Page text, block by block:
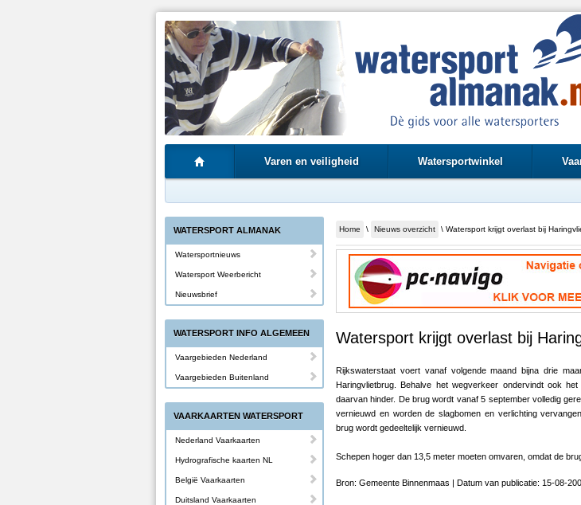
Varen en veiligheid Watersportwinkel
Home \ Nieuws overzicht \ Watersport krijgt overlast bij
Watersport krijgt overlast bij
Rijkswaterstaat voert vanaf volgende maand bijna drie
Haringvlietbrug. Behalve het wegverkeer ondervindt ook
daarvan hinder. De brug wordt vanaf 5 september volledig
vernieuwd en worden de slagbomen en verlichting
brug wordt gedeeltelijk vernieuwd.
Schepen hoger dan 13,5 meter moeten omvaren, omdat de
Bron: Gemeente Binnenmaas | Datum van publicatie: 15-08-
WATERSPORT ALMANAK
Watersportnieuws
Watersport Weerbericht
Nieuwsbrief
WATERSPORT INFO ALGEMEEN
Vaargebieden Nederland
Vaargebieden Buitenland
VAARKAARTEN WATERSPORT
Nederland Vaarkaarten
Hydrografische kaarten NL
België Vaarkaarten
Duitsland Vaarkaarten